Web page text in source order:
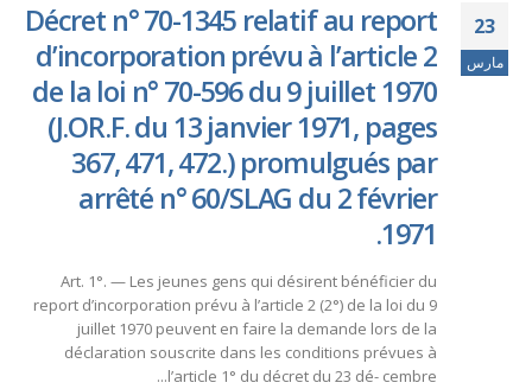
23
مارس
Décret n° 70-1345 relatif au report
d’incorporation prévu à l’article 2
de la loi n° 70-596 du 9 juillet 1970
(J.OR.F. du 13 janvier 1971, pages
367, 471, 472.) promulgués par
arrêté n° 60/SLAG du 2 février
1971.
Art. 1°. — Les jeunes gens qui désirent bénéficier du
report d’incorporation prévu à l’article 2 (2°) de la loi du 9
juillet 1970 peuvent en faire la demande lors de la
déclaration souscrite dans les conditions prévues à
l’article 1° du décret du 23 dé- cembre...